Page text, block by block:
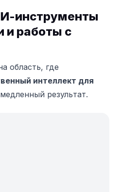
инструменты
и работы с
область, где
интеллект для
результат.